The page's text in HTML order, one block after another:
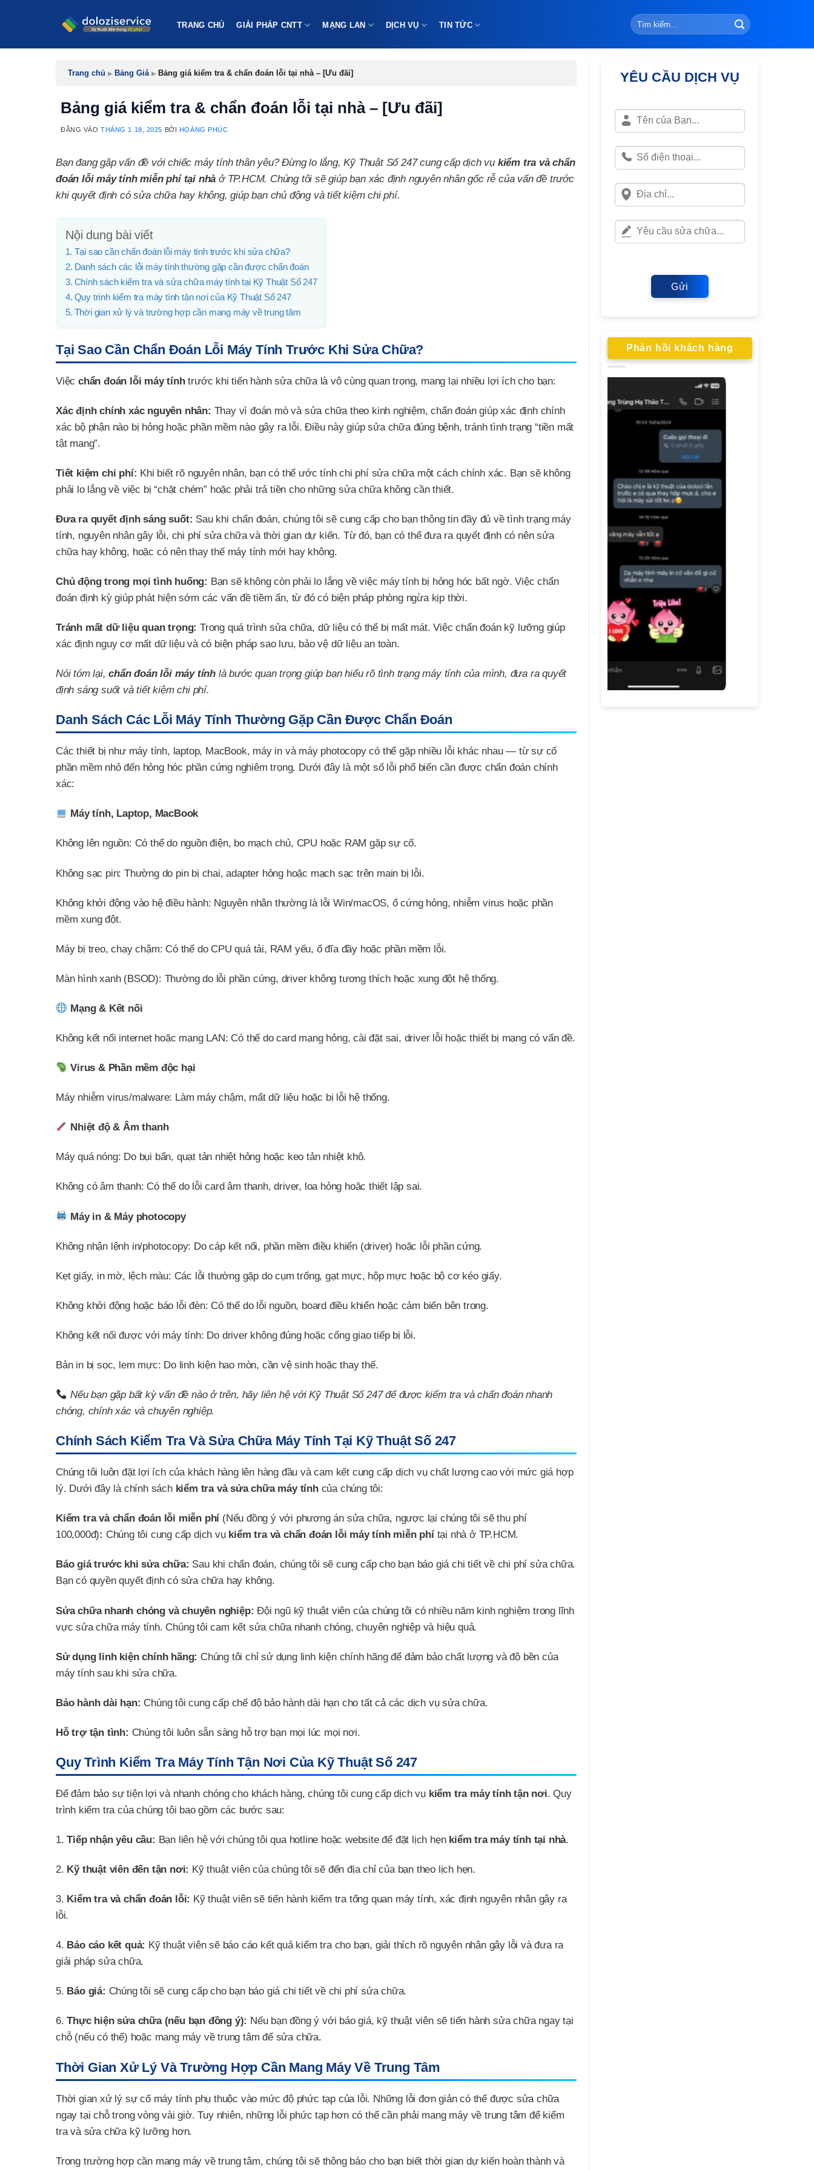
TRANG CHỦ GIẢI PHÁP CNTT MẠNG LAN DỊCH VỤ TIN TỨC
Trang chủ ▸ Bảng Giá▸ Bảng giá kiểm tra & chẩn đoán lỗi tại nhà – [Ưu đãi]
Bảng giá kiểm tra & chẩn đoán lỗi tại nhà – [Ưu đãi]
ĐĂNG VÀOTHÁNG 1 18, 2025 BỞI HOÀNG PHÚC
Bạn đang gặp vấn đề với chiếc máy tính thân yêu? Đừng lo lắng, Kỹ Thuật Số 247 cung cấp dịch vụ kiểm tra và chẩn
đoán lỗi máy tính miễn phí tại nhà ở TP.HCM. Chúng tôi sẽ giúp bạn xác định nguyên nhân gốc rễ của vấn đề trước
khi quyết định có sửa chữa hay không, giúp bạn chủ động và tiết kiệm chi phí.
Nội dung bài viết
Tại sao cần chẩn đoán lỗi máy tính trước khi sửa chữa?
Danh sách các lỗi máy tính thường gặp cần được chẩn đoán
Chính sách kiểm tra và sửa chữa máy tính tại Kỹ Thuật Số 247
Quy trình kiểm tra máy tính tận nơi của Kỹ Thuật Số 247
Thời gian xử lý và trường hợp cần mang máy về trung tâm
Tại Sao Cần Chẩn Đoán Lỗi Máy Tính Trước Khi Sửa Chữa?
Việc chẩn đoán lỗi máy tínhtrước khi tiến hành sửa chữa là vô cùng quan trọng, mang lại nhiều lợi ích cho bạn:
Xác định chính xác nguyên nhân: Thay vì đoán mò và sửa chữa theo kinh nghiệm, chẩn đoán giúp xác định chính
xác bộ phận nào bị hỏng hoặc phần mềm nào gây ra lỗi. Điều này giúp sửa chữa đúng bệnh, tránh tình trạng “tiền mất
tật mang”.
Tiết kiệm chi phí: Khi biết rõ nguyên nhân, bạn có thể ước tính chi phí sửa chữa một cách chính xác. Bạn sẽ không
phải lo lắng về việc bị “chặt chém” hoặc phải trả tiền cho những sửa chữa không cần thiết.
Đưa ra quyết định sáng suốt: Sau khi chẩn đoán, chúng tôi sẽ cung cấp cho bạn thông tin đầy đủ về tình trạng máy
tính, nguyên nhân gây lỗi, chi phí sửa chữa và thời gian dự kiến. Từ đó, bạn có thể đưa ra quyết định có nên sửa
chữa hay không, hoặc có nên thay thế máy tính mới hay không.
Chủ động trong mọi tình huống: Bạn sẽ không còn phải lo lắng về việc máy tính bị hỏng hóc bất ngờ. Việc chẩn
đoán định kỳ giúp phát hiện sớm các vấn đề tiềm ẩn, từ đó có biện pháp phòng ngừa kịp thời.
Tránh mất dữ liệu quan trọng: Trong quá trình sửa chữa, dữ liệu có thể bị mất mát. Việc chẩn đoán kỹ lưỡng giúp
xác định nguy cơ mất dữ liệu và có biện pháp sao lưu, bảo vệ dữ liệu an toàn.
Nói tóm lại,chẩn đoán lỗi máy tính là bước quan trọng giúp bạn hiểu rõ tình trạng máy tính của mình, đưa ra quyết
định sáng suốt và tiết kiệm chi phí.
Danh Sách Các Lỗi Máy Tính Thường Gặp Cần Được Chẩn Đoán
Các thiết bị như máy tính, laptop, MacBook, máy in và máy photocopy có thể gặp nhiều lỗi khác nhau — từ sự cố
phần mềm nhỏ đến hỏng hóc phần cứng nghiêm trọng. Dưới đây là một số lỗi phổ biến cần được chẩn đoán chính
xác:
Máy tính, Laptop, MacBook
Không lên nguồn: Có thể do nguồn điện, bo mạch chủ, CPU hoặc RAM gặp sự cố.
Không sạc pin: Thường do pin bị chai, adapter hỏng hoặc mạch sạc trên main bị lỗi.
Không khởi động vào hệ điều hành: Nguyên nhân thường là lỗi Win/macOS, ổ cứng hỏng, nhiễm virus hoặc phần
mềm xung đột.
Máy bị treo, chạy chậm: Có thể do CPU quá tải, RAM yếu, ổ đĩa đầy hoặc phần mềm lỗi.
Màn hình xanh (BSOD): Thường do lỗi phần cứng, driver không tương thích hoặc xung đột hệ thống.
Mạng & Kết nối
Không kết nối internet hoặc mạng LAN: Có thể do card mạng hỏng, cài đặt sai, driver lỗi hoặc thiết bị mạng có vấn đề.
Virus & Phần mềm độc hại
Máy nhiễm virus/malware: Làm máy chậm, mất dữ liệu hoặc bị lỗi hệ thống.
Nhiệt độ & Âm thanh
Máy quá nóng: Do bụi bẩn, quạt tản nhiệt hỏng hoặc keo tản nhiệt khô.
Không có âm thanh: Có thể do lỗi card âm thanh, driver, loa hỏng hoặc thiết lập sai.
Máy in & Máy photocopy
Không nhận lệnh in/photocopy: Do cáp kết nối, phần mềm điều khiển (driver) hoặc lỗi phần cứng.
Kẹt giấy, in mờ, lệch màu: Các lỗi thường gặp do cụm trống, gạt mực, hộp mực hoặc bộ cơ kéo giấy.
Không khởi động hoặc báo lỗi đèn: Có thể do lỗi nguồn, board điều khiển hoặc cảm biến bên trong.
Không kết nối được với máy tính: Do driver không đúng hoặc cổng giao tiếp bị lỗi.
Bản in bị sọc, lem mực: Do linh kiện hao mòn, cần vệ sinh hoặc thay thế.
Nếu bạn gặp bất kỳ vấn đề nào ở trên, hãy liên hệ với Kỹ Thuật Số 247 để được kiểm tra và chẩn đoán nhanh
chóng, chính xác và chuyên nghiệp.
Chính Sách Kiểm Tra Và Sửa Chữa Máy Tính Tại Kỹ Thuật Số 247
Chúng tôi luôn đặt lợi ích của khách hàng lên hàng đầu và cam kết cung cấp dịch vụ chất lượng cao với mức giá hợp
lý. Dưới đây là chính sách kiểm tra và sửa chữa máy tínhcủa chúng tôi:
Kiểm tra và chẩn đoán lỗi miễn phí (Nếu đồng ý với phương án sửa chữa, ngược lại chúng tôi sẽ thu phí
100,000đ): Chúng tôi cung cấp dịch vụ kiểm tra và chẩn đoán lỗi máy tính miễn phítại nhà ở TP.HCM.
Báo giá trước khi sửa chữa: Sau khi chẩn đoán, chúng tôi sẽ cung cấp cho bạn báo giá chi tiết về chi phí sửa chữa.
Bạn có quyền quyết định có sửa chữa hay không.
Sửa chữa nhanh chóng và chuyên nghiệp: Đội ngũ kỹ thuật viên của chúng tôi có nhiều năm kinh nghiệm trong lĩnh
vực sửa chữa máy tính. Chúng tôi cam kết sửa chữa nhanh chóng, chuyên nghiệp và hiệu quả.
Sử dụng linh kiện chính hãng: Chúng tôi chỉ sử dụng linh kiện chính hãng để đảm bảo chất lượng và độ bền của
máy tính sau khi sửa chữa.
Bảo hành dài hạn: Chúng tôi cung cấp chế độ bảo hành dài hạn cho tất cả các dịch vụ sửa chữa.
Hỗ trợ tận tình: Chúng tôi luôn sẵn sàng hỗ trợ bạn mọi lúc mọi nơi.
Quy Trình Kiểm Tra Máy Tính Tận Nơi Của Kỹ Thuật Số 247
Để đảm bảo sự tiện lợi và nhanh chóng cho khách hàng, chúng tôi cung cấp dịch vụ kiểm tra máy tính tận nơi. Quy
trình kiểm tra của chúng tôi bao gồm các bước sau:
1.Tiếp nhận yêu cầu: Bạn liên hệ với chúng tôi qua hotline hoặc website để đặt lịch hẹn kiểm tra máy tính tại nhà.
2. Kỹ thuật viên đến tận nơi: Kỹ thuật viên của chúng tôi sẽ đến địa chỉ của bạn theo lịch hẹn.
3. Kiểm tra và chẩn đoán lỗi: Kỹ thuật viên sẽ tiến hành kiểm tra tổng quan máy tính, xác định nguyên nhân gây ra
lỗi.
4. Báo cáo kết quả: Kỹ thuật viên sẽ báo cáo kết quả kiểm tra cho bạn, giải thích rõ nguyên nhân gây lỗi và đưa ra
giải pháp sửa chữa.
5. Báo giá: Chúng tôi sẽ cung cấp cho bạn báo giá chi tiết về chi phí sửa chữa.
6.Thực hiện sửa chữa (nếu bạn đồng ý): Nếu bạn đồng ý với báo giá, kỹ thuật viên sẽ tiến hành sửa chữa ngay tại
chỗ (nếu có thể) hoặc mang máy về trung tâm để sửa chữa.
Thời Gian Xử Lý Và Trường Hợp Cần Mang Máy Về Trung Tâm
Thời gian xử lý sự cố máy tính phụ thuộc vào mức độ phức tạp của lỗi. Những lỗi đơn giản có thể được sửa chữa
ngay tại chỗ trong vòng vài giờ. Tuy nhiên, những lỗi phức tạp hơn có thể cần phải mang máy về trung tâm để kiểm
tra và sửa chữa kỹ lưỡng hơn.
Trong trường hợp cần mang máy về trung tâm, chúng tôi sẽ thông báo cho bạn biết thời gian dự kiến hoàn thành và
YÊU CẦU DỊCH VỤ
Gửi
Phản hồi khách hàng